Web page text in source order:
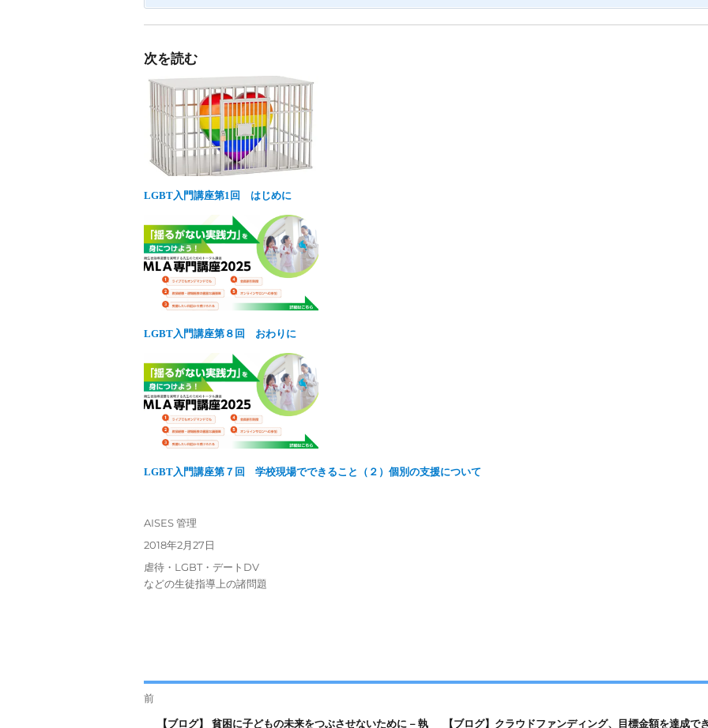
次を読む
LGBT入門講座第1回 はじめに
LGBT入門講座第８回 おわりに
LGBT入門講座第７回 学校現場でできること（２）個別の支援について
投
AISES 管理
投
稿
日:
2018年2月27日
カ
テ
虐待・LGBT・デートDV
などの生徒指導上の諸問題
投
前
【ブログ】 貧困に子どもの未来をつぶさせないために – 執 【ブログ】クラウドファンディング、目標金額を達成で